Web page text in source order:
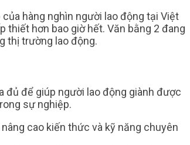
hàng nghìn người lao động tại Việt
thiết hơn bao giờ hết. Văn bằng 2 đang
thị trường lao động.
đủ để giúp người lao động giành được
sự nghiệp.
cao kiến thức và kỹ năng chuyên